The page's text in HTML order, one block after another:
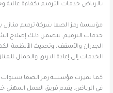
بالرياض خدمات الترميم بكفاءة
مؤسسة رمز الصفا شركة ترميم منازل
خدمات الترميم. يتضمن ذلك إصلاح
الجدران والأسقف، وتحديث الأنظمة
الخدمات إلى إعادة البريق والجمال
كما تميزت مؤسسة رمز الصفا بسنوات
في الرياض. يقدم فريق العمل المهني